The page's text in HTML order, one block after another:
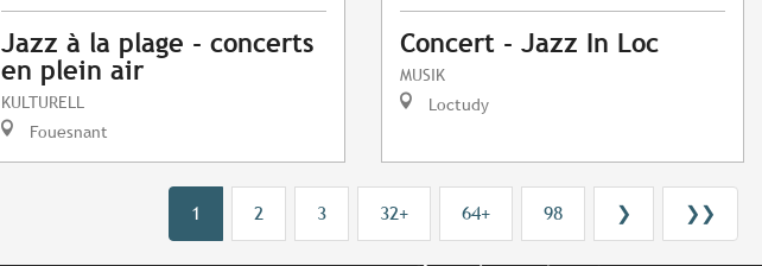
Jazz à la plage - concerts
en plein air
KULTURELL
Fouesnant
Concert - Jazz In Loc
MUSIK
Loctudy
1 2 3 32+ 64+ 98 ❯ ❯❯